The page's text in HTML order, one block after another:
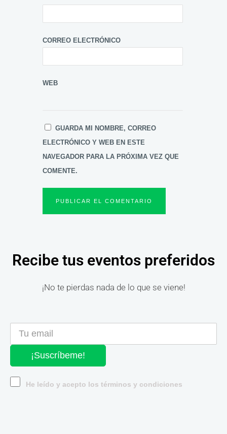
CORREO ELECTRÓNICO
WEB
GUARDA MI NOMBRE, CORREO
ELECTRÓNICO Y WEB EN ESTE
NAVEGADOR PARA LA PRÓXIMA VEZ QUE
COMENTE.
Recibe tus eventos preferidos
¡No te pierdas nada de lo que se viene!
¡Suscríbeme!
He leído y acepto los términos y condiciones